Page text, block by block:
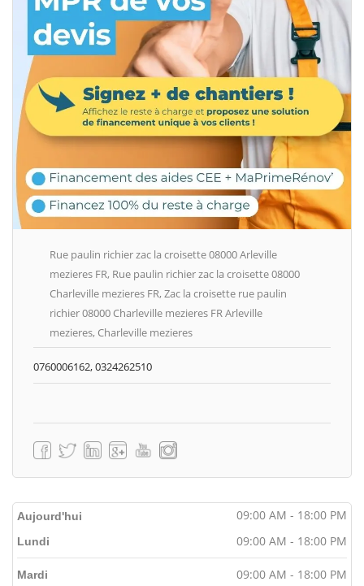
Rue paulin richier zac la croisette 08000 Arleville
mezieres FR, Rue paulin richier zac la croisette 08000
Charleville mezieres FR, Zac la croisette rue paulin
richier 08000 Charleville mezieres FR Arleville
mezieres, Charleville mezieres
0760006162, 0324262510
Aujourd'hui 09:00 AM - 18:00 PM
Lundi 09:00 AM - 18:00 PM
Mardi 09:00 AM - 18:00 PM